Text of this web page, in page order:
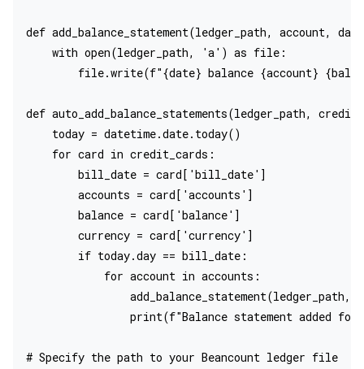
def add_balance_statement(ledger_path, account,
    with open(ledger_path, 'a') as file:
file.write(f"{date} balance {account}
def auto_add_balance_statements(ledger_path,
    today = datetime.date.today()
    for card in credit_cards:
        bill_date = card['bill_date']
        accounts = card['accounts']
        balance = card['balance']
        currency = card['currency']
        if today.day == bill_date:
            for account in accounts:
add_balance_statement(ledger_path,
print(f"Balance statement added for
# Specify the path to your Beancount ledger file